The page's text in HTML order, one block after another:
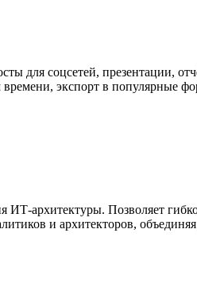
для соцсетей, презентации,
экспорт в популярные
архитектуры. Позволяет
и архитекторов,